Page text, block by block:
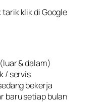
klik di Google
& dalam)
/ servis
bekerja
baru setiap bulan